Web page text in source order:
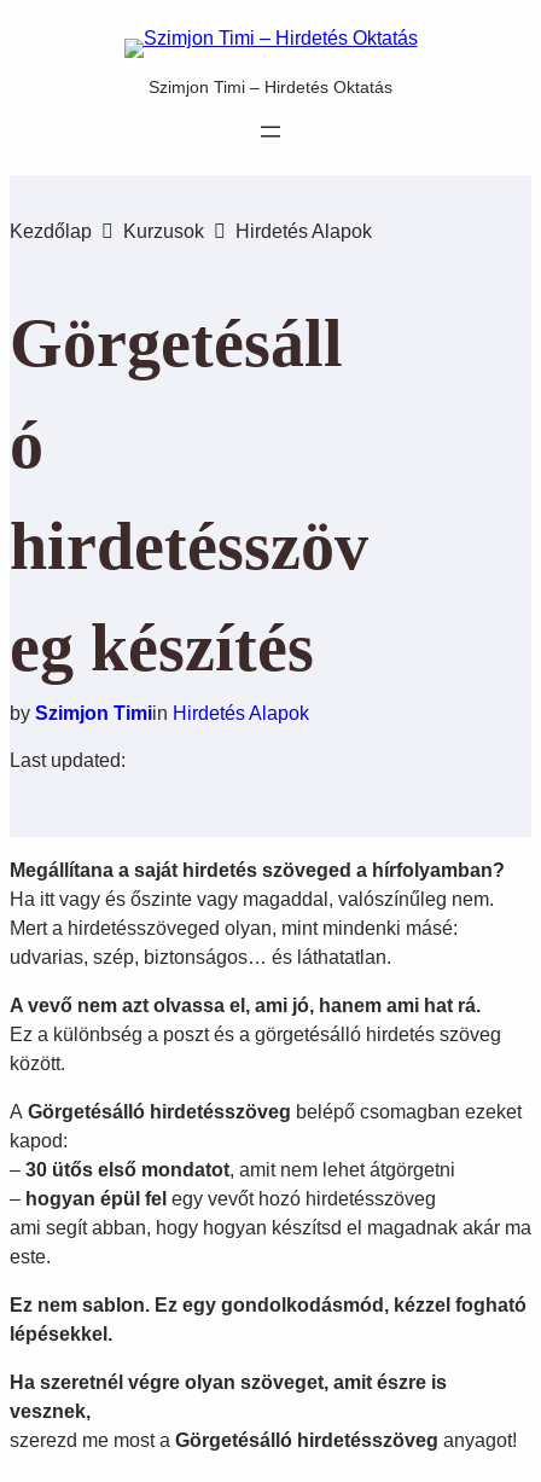
Szimjon Timi – Hirdetés Oktatás
Kezdőlap Kurzusok Hirdetés Alapok
Görgetésáll
ó
hirdetésszöv
eg készítés
by Szimjon Timiin Hirdetés Alapok
Last updated:
Megállítana a saját hirdetés szöveged a hírfolyamban?
Ha itt vagy és őszinte vagy magaddal, valószínűleg nem.
Mert a hirdetésszöveged olyan, mint mindenki másé:
udvarias, szép, biztonságos… és láthatatlan.
A vevő nem azt olvassa el, ami jó, hanem ami hat rá.
Ez a különbség a poszt és a görgetésálló hirdetés szöveg
között.
A Görgetésálló hirdetésszöveg belépő csomagban ezeket
kapod:
– 30 ütős első mondatot, amit nem lehet átgörgetni
– hogyan épül fel egy vevőt hozó hirdetésszöveg
ami segít abban, hogy hogyan készítsd el magadnak akár ma
este.
Ez nem sablon. Ez egy gondolkodásmód, kézzel fogható
lépésekkel.
Ha szeretnél végre olyan szöveget, amit észre is
vesznek,
szerezd me most a Görgetésálló hirdetésszöveg anyagot!